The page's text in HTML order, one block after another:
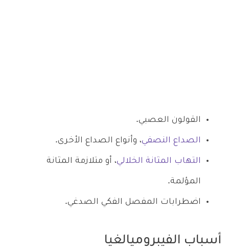
القولون العصبي.
الصداع النصفي، وأنواع الصداع الأخرى.
التهاب المثانة الخلالي، أو متلازمة المثانة
المؤلمة.
اضطرابات المفصل الفكي الصدغي.
أسباب الفيبروميالغيا